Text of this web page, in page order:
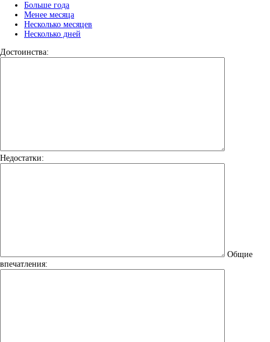
Больше года
Менее месяца
Несколько месяцев
Несколько дней
Достоинства:
Недостатки:
Общие
впечатления: